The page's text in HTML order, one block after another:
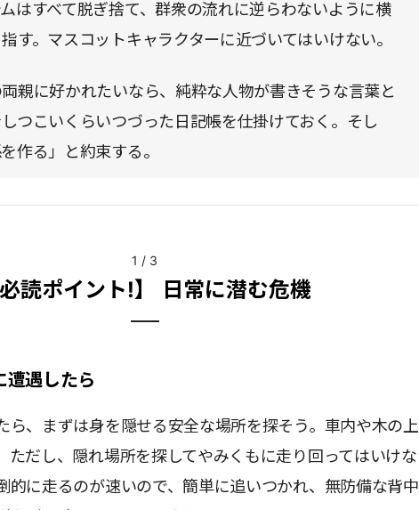
はすべて脱ぎ捨て、群衆の流れに逆らわないように横
す。マスコットキャラクターに近づいてはいけない。
親に好かれたいなら、純粋な人物が書きそうな言葉と
つこいくらいつづった日記帳を仕掛けておく。そし
作る」と約束する。
1 / 3
必読ポイント!】 日常に潜む危機
遭遇したら
ら、まずは身を隠せる安全な場所を探そう。車内や木の上
ただし、隠れ場所を探してやみくもに走り回ってはいけな
的に走るのが速いので、簡単に追いつかれ、無防備な背中